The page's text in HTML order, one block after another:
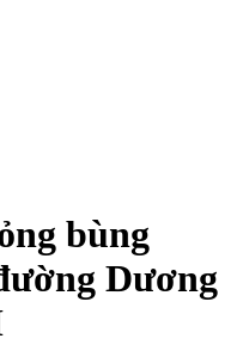
bùng
Dương